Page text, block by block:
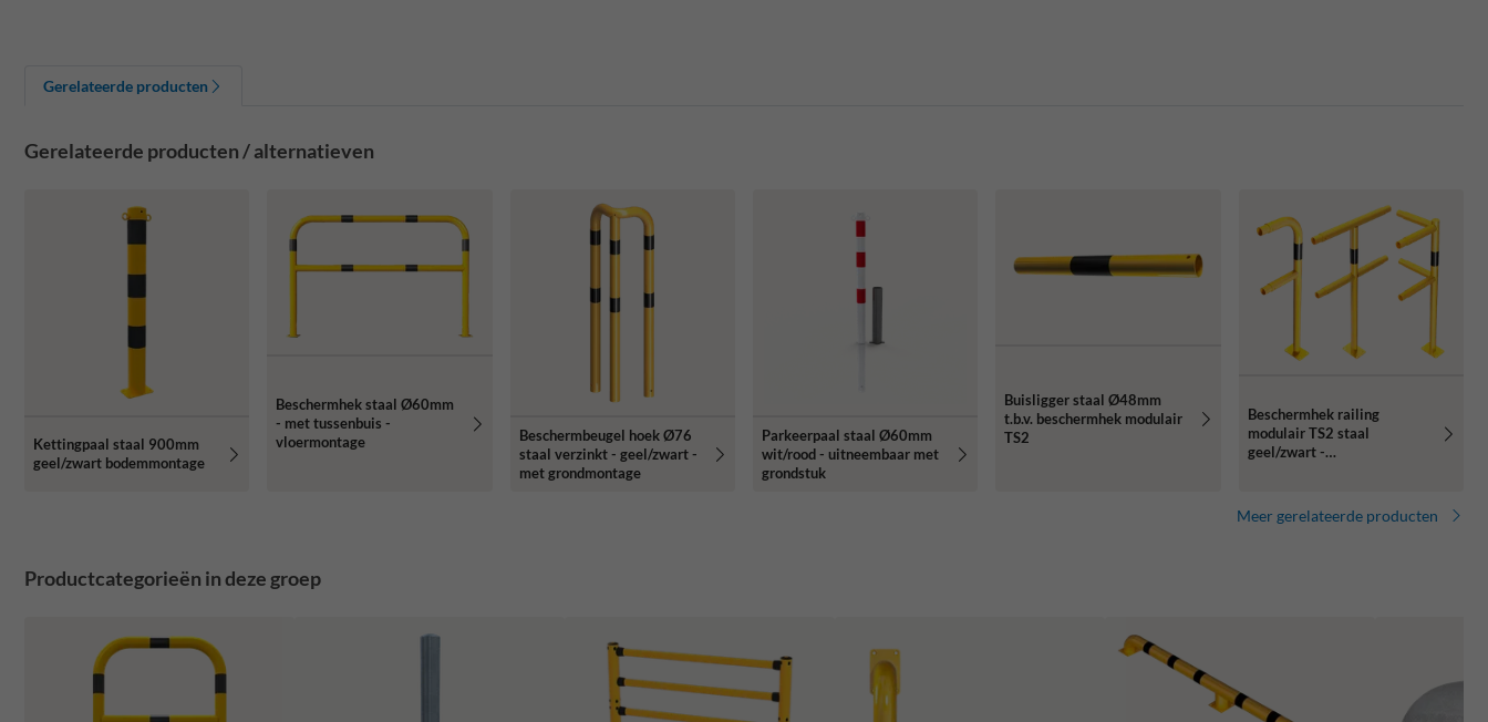
Gerelateerde producten
Gerelateerde producten / alternatieven
Kettingpaal staal 900mm
geel/zwart bodemmontage
Beschermhek staal Ø60mm
- met tussenbuis -
vloermontage
Beschermbeugel hoek Ø76
staal verzinkt - geel/zwart -
met grondmontage
Parkeerpaal staal Ø60mm
wit/rood - uitneembaar met
grondstuk
Buisligger staal Ø48mm
t.b.v. beschermhek modulair
TS2
Beschermhek railing
modulair TS2 staal
geel/zwart -
Meer gerelateerde producten
Productcategorieën in deze groep